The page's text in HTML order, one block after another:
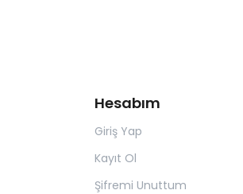
Hesabım
Giriş Yap
Kayıt Ol
Şifremi Unuttum